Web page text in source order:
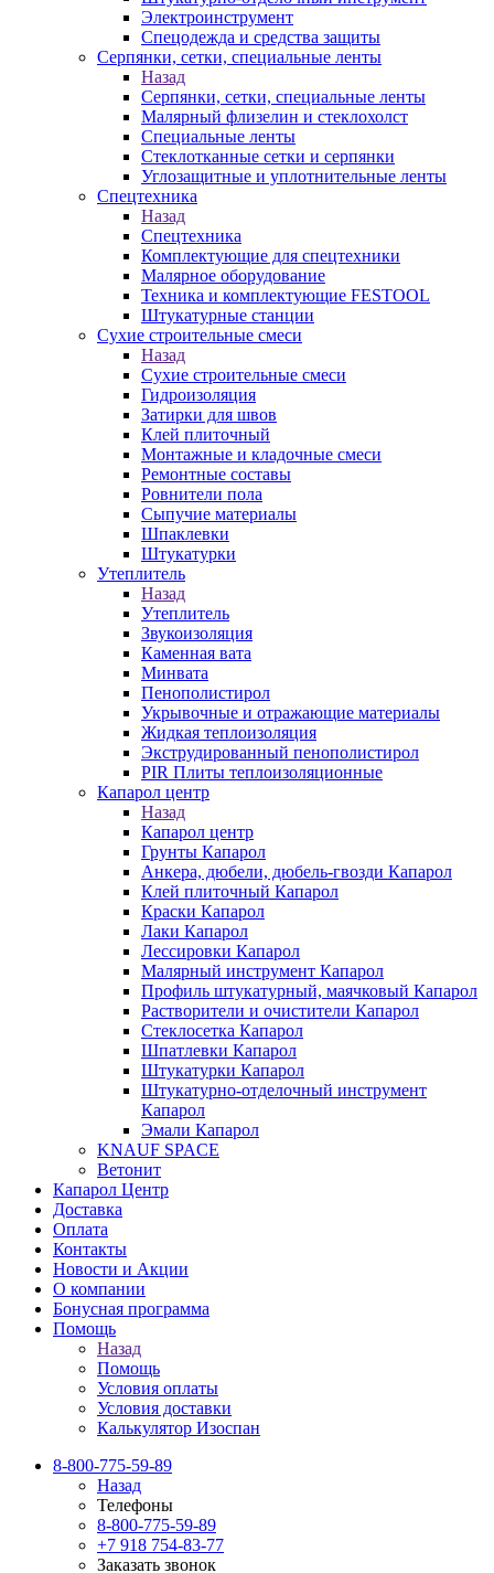
Электроинструмент
Спецодежда и средства защиты
Серпянки, сетки, специальные ленты
Назад
Серпянки, сетки, специальные ленты
Малярный флизелин и стеклохолст
Специальные ленты
Стеклотканные сетки и серпянки
Углозащитные и уплотнительные ленты
Спецтехника
Назад
Спецтехника
Комплектующие для спецтехники
Малярное оборудование
Техника и комплектующие FESTOOL
Штукатурные станции
Сухие строительные смеси
Назад
Сухие строительные смеси
Гидроизоляция
Затирки для швов
Клей плиточный
Монтажные и кладочные смеси
Ремонтные составы
Ровнители пола
Сыпучие материалы
Шпаклевки
Штукатурки
Утеплитель
Назад
Утеплитель
Звукоизоляция
Каменная вата
Минвата
Пенополистирол
Укрывочные и отражающие материалы
Жидкая теплоизоляция
Экструдированный пенополистирол
PIR Плиты теплоизоляционные
Капарол центр
Назад
Капарол центр
Грунты Капарол
Анкера, дюбели, дюбель-гвозди Капарол
Клей плиточный Капарол
Краски Капарол
Лаки Капарол
Лессировки Капарол
Малярный инструмент Капарол
Профиль штукатурный, маячковый Капарол
Растворители и очистители Капарол
Cтеклосетка Капарол
Шпатлевки Капарол
Штукатурки Капарол
Штукатурно-отделочный инструмент
Капарол
Эмали Капарол
KNAUF SPACE
Ветонит
Капарол Центр
Доставка
Оплата
Контакты
Новости и Акции
О компании
Бонусная программа
Помощь
Назад
Помощь
Условия оплаты
Условия доставки
Калькулятор Изоспан
8-800-775-59-89
Назад
Телефоны
8-800-775-59-89
+7 918 754-83-77
Заказать звонок